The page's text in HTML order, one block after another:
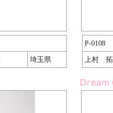
埼玉県
P-0108
上村 拓